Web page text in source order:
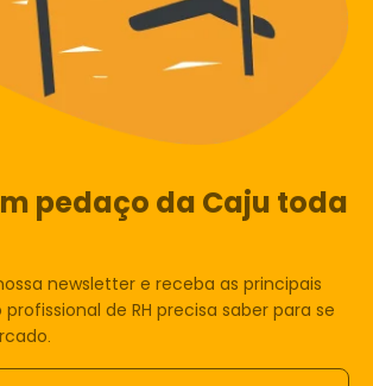
pedaço da Caju toda
newsletter e receba as principais
de RH precisa saber para se